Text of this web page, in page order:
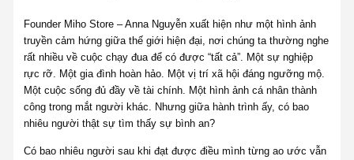
Founder Miho Store – Anna Nguyễn xuất hiện như một hình ảnh
truyền cảm hứng giữa thế giới hiện đại, nơi chúng ta thường nghe
rất nhiều về cuộc chạy đua để có được “tất cả”. Một sự nghiệp
rực rỡ. Một gia đình hoàn hảo. Một vị trí xã hội đáng ngưỡng mộ.
Một cuộc sống đủ đầy về tài chính. Một hình ảnh cá nhân thành
công trong mắt người khác. Nhưng giữa hành trình ấy, có bao
nhiêu người thật sự tìm thấy sự bình an?
Có bao nhiêu người sau khi đạt được điều mình từng ao ước vẫn